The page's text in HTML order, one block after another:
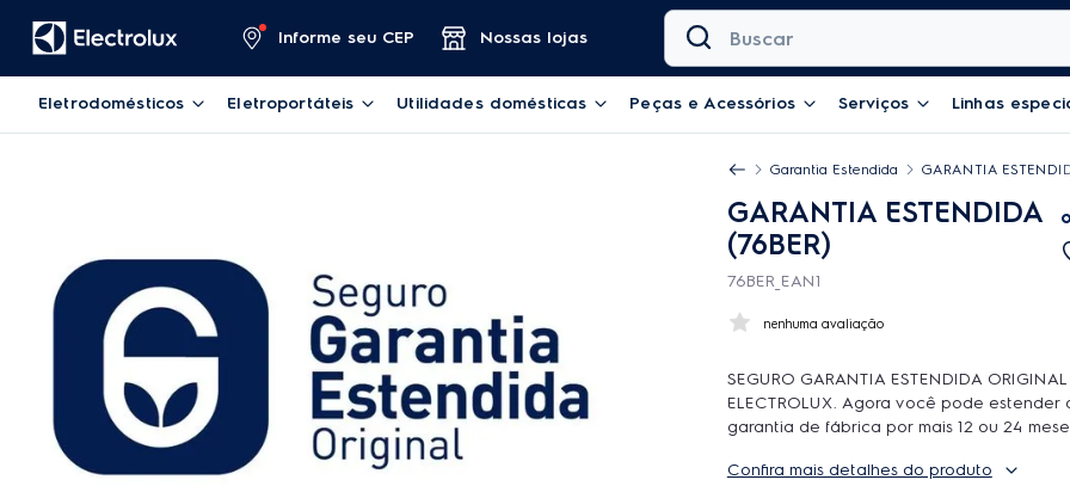
Informe seu CEP Nossas lojas
Buscar
Eletrodomésticos Eletroportáteis Utilidades domésticas Peças e Acessórios Serviços Linhas
Garantia Estendida GARANTIA
GARANTIA ESTENDIDA
(76BER)
76BER_EAN1
nenhuma avaliação
SEGURO GARANTIA ESTENDIDA ORIGINAL
ELECTROLUX. Agora você pode estender
garantia de fábrica por mais 12 ou 24
Rede Autorizada Electrolux. O uso é
Confira mais detalhes do produto